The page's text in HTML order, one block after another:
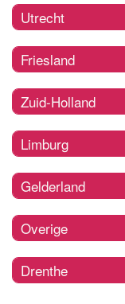
Utrecht
Friesland
Zuid-Holland
Limburg
Gelderland
Overige
Drenthe